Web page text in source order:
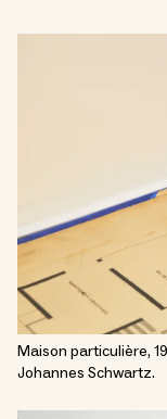
Maison particulière,
Johannes Schwartz.